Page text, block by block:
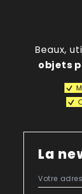
Beaux,
objets
La